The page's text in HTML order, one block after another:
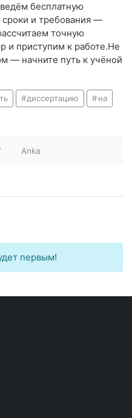
бесплатную
и требования —
точную
и приступим к работе.Не
— начните путь к учёной
диссертацию на
Anka
первым!